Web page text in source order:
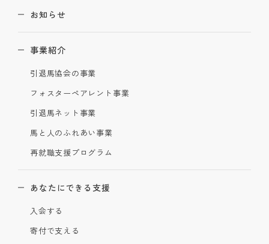
お知らせ
事業紹介
引退馬協会の事業
フォスターペアレント事業
引退馬ネット事業
馬と人のふれあい事業
再就職支援プログラム
あなたにできる支援
入会する
寄付で支える